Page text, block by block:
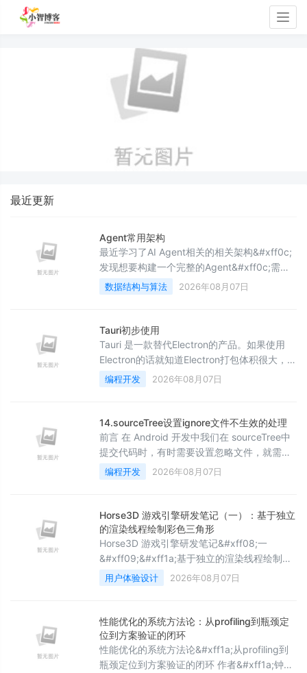
最近更新
Agent常用架构
最近学习了AI Agent相关的相关架构&#xff0c;
发现想要构建一个完整的Agent&#xff0c;需要
考察的地方还是有很多的。本篇文章列举了当
前Agent的主流常用架构。由于本人技术以及
谢指正&#xff01;部分内容参考了Hollis的AI课
程。1、ReactAgent该架构模仿人类人类思考
的思维方式&#xff0c;让LLM每一步进行
数据结构与算法 2026年08月07日
Tauri初步使用
Tauri 是一款替代Electron的产品。如果使用
Electron的话就知道Electron打包体积很大，而
Tauri打包体积很小。（当然，Tauri的功能不仅
是打包） Tauri的安装 前提条件 已经安装
装方法请见百度） 安装 下载Visual Studio
2019/2022（2013以上的版本就可以） Visual
Studi
编程开发 2026年08月07日
14.sourceTree设置ignore文件不生效的处理
前言 在 Android 开发中我们在 sourceTree中
提交代码时，有时需要设置忽略文件，就需要
做些设置，但是有时在 sourceTree中做了设置
却不起作用，今天就来讲讲如何解决
涉及知识点有： .gitignore 文件位置
.gitignore 文件基本配置 sourceTree解决
ignore文件不生效的问题 .gitignore
编程开发 2026年08月07日
Horse3D 游戏引擎研发笔记（一）：基于独立
的渲染线程绘制彩色三角形
Horse3D 游戏引擎研发笔记&#xff08;一
&#xff09;&#xff1a;基于独立的渲染线程绘制彩
色三角形 Bilibili 同步视频 一、为什么要独立渲
染线程 二、Qt 6.4 官方的多线程渲染建议
RenderThread 4.2 显示端 IScreen 4.3
用户体验设计 2026年08月07日
性能优化的系统方法论：从profiling到瓶颈定
位到方案验证的闭环
性能优化的系统方法论&#xff1a;从profiling到
瓶颈定位到方案验证的闭环 作者&#xff1a;钟伊